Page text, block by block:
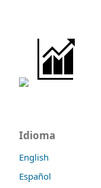
Idioma
English
Español